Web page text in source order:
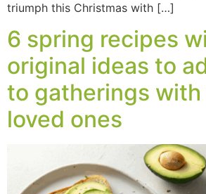
triumph this Christmas with […]
6 spring recipes
original ideas to
to gatherings with
loved ones